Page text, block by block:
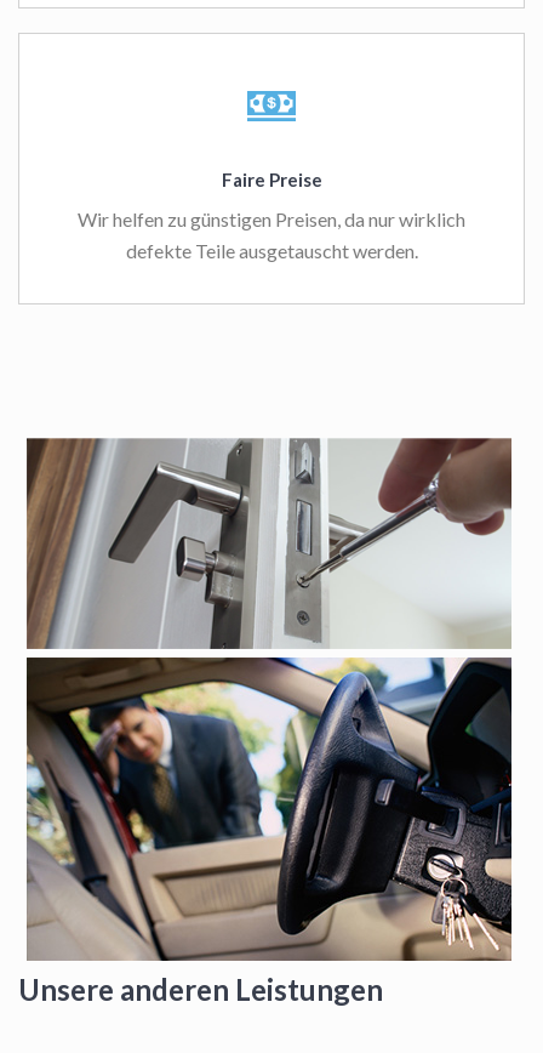
Faire Preise
Wir helfen zu günstigen Preisen, da nur wirklich
defekte Teile ausgetauscht werden.
Unsere anderen Leistungen